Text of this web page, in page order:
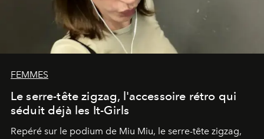
FEMMES
Le serre-tête zigzag, l'accessoire rétro qui
séduit déjà les It-Girls
Repéré sur le podium de Miu Miu, le serre-tête zigzag,